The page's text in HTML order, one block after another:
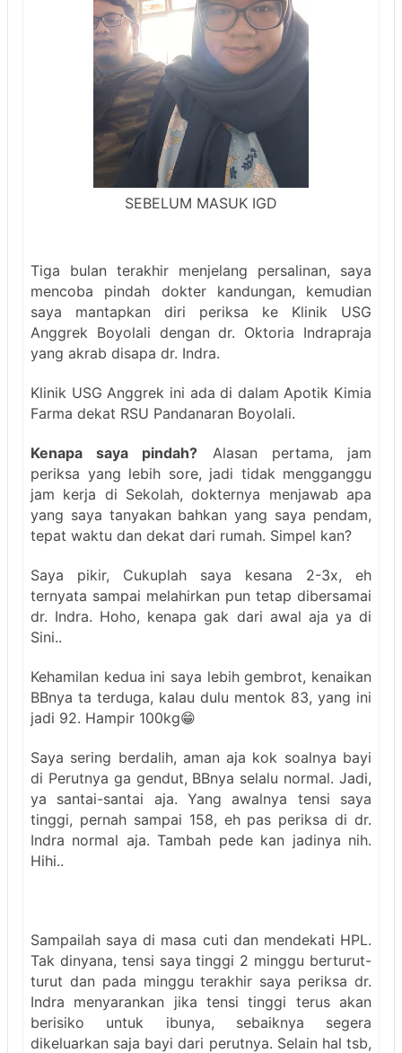
SEBELUM MASUK IGD
Tiga bulan terakhir menjelang persalinan, saya
mencoba pindah dokter kandungan, kemudian
saya mantapkan diri periksa ke Klinik USG
Anggrek Boyolali dengan dr. Oktoria Indrapraja
yang akrab disapa dr. Indra.
Klinik USG Anggrek ini ada di dalam Apotik Kimia
Farma dekat RSU Pandanaran Boyolali.
Kenapa saya pindah? Alasan pertama, jam
periksa yang lebih sore, jadi tidak mengganggu
jam kerja di Sekolah, dokternya menjawab apa
yang saya tanyakan bahkan yang saya pendam,
tepat waktu dan dekat dari rumah. Simpel kan?
Saya pikir, Cukuplah saya kesana 2-3x, eh
ternyata sampai melahirkan pun tetap dibersamai
dr. Indra. Hoho, kenapa gak dari awal aja ya di
Sini..
Kehamilan kedua ini saya lebih gembrot, kenaikan
BBnya ta terduga, kalau dulu mentok 83, yang ini
jadi 92. Hampir 100kg😁
Saya sering berdalih, aman aja kok soalnya bayi
di Perutnya ga gendut, BBnya selalu normal. Jadi,
ya santai-santai aja. Yang awalnya tensi saya
tinggi, pernah sampai 158, eh pas periksa di dr.
Indra normal aja. Tambah pede kan jadinya nih.
Hihi..
Sampailah saya di masa cuti dan mendekati HPL.
Tak dinyana, tensi saya tinggi 2 minggu berturut-
turut dan pada minggu terakhir saya periksa dr.
Indra menyarankan jika tensi tinggi terus akan
berisiko untuk ibunya, sebaiknya segera
dikeluarkan saja bayi dari perutnya. Selain hal tsb,